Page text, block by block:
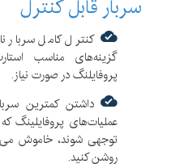
سربار قابل کنترل
کنترل کامل سربار
گزینه‌های مناسب
پروفایلنگ در صورت نیاز.
داشتن کمترین
عملیات‌های پروفایلینگ
توجهی شوند، خاموش
روشن کنید.